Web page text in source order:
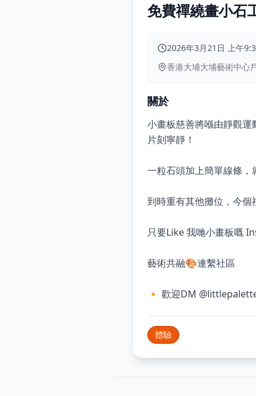
免費禪繞畫小石
2026年3月21日 上午
香港大埔大埔藝術中心
關於
小畫板慈善將喺由靜觀
片刻寧靜！
一粒石頭加上簡單線條
到時重有其他攤位，今個
只要Like 我哋小畫板嘅
藝術共融🎨連繫社區
🔸 歡迎DM
體驗